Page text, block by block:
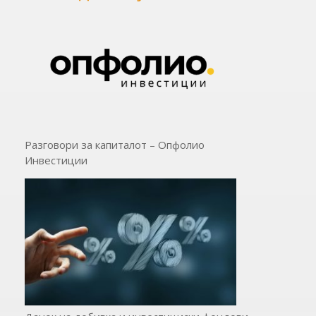
Разговори за капиталот – Опфолио
Инвестиции